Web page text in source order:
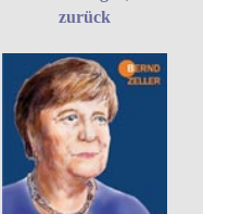
zurück